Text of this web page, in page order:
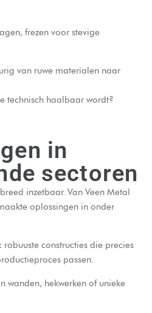
frezen voor stevige
van ruwe materialen naar
technisch haalbaar wordt?
in
sectoren
inzetbaar. Van Veen Metal
oplossingen in onder
robuuste constructies die precies
passen.
wanden, hekwerken of unieke